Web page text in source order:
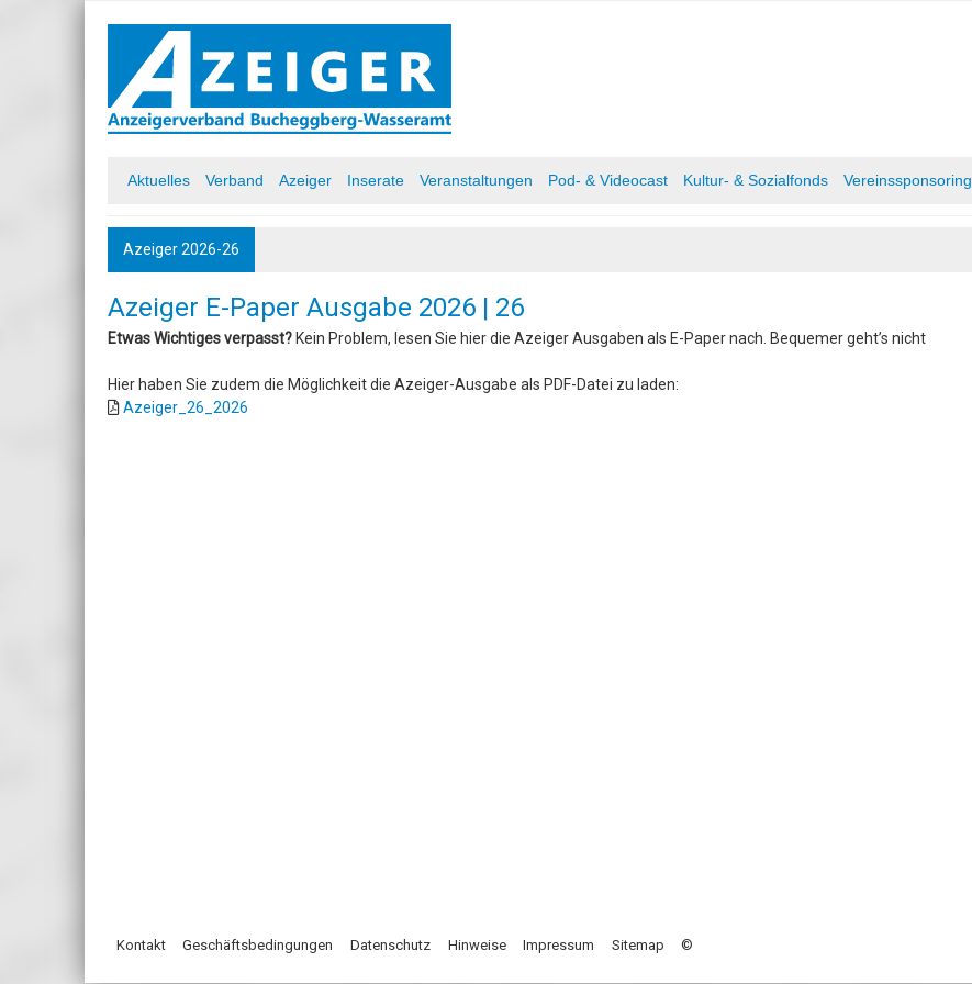
Aktuelles Verband Azeiger Inserate Veranstaltungen Pod- & Videocast Kultur- & Sozialfonds Vereinssponsoring
Azeiger 2026-26
Azeiger E-Paper Ausgabe 2026 | 26
Etwas Wichtiges verpasst? Kein Problem, lesen Sie hier die Azeiger Ausgaben als E-Paper nach. Bequemer geht’s nicht
Hier haben Sie zudem die Möglichkeit die Azeiger-Ausgabe als PDF-Datei zu laden:
Azeiger_26_2026
Kontakt Geschäftsbedingungen Datenschutz Hinweise Impressum Sitemap ©